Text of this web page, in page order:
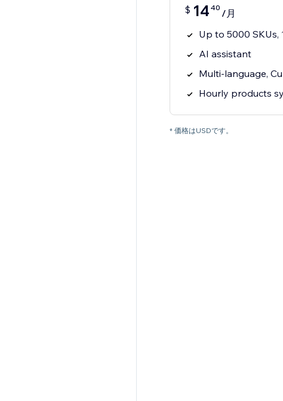
$ 14 40 /月
Up to 5000 SKUs,
AI assistant
Multi-language,
Hourly products
* 価格はUSDです。